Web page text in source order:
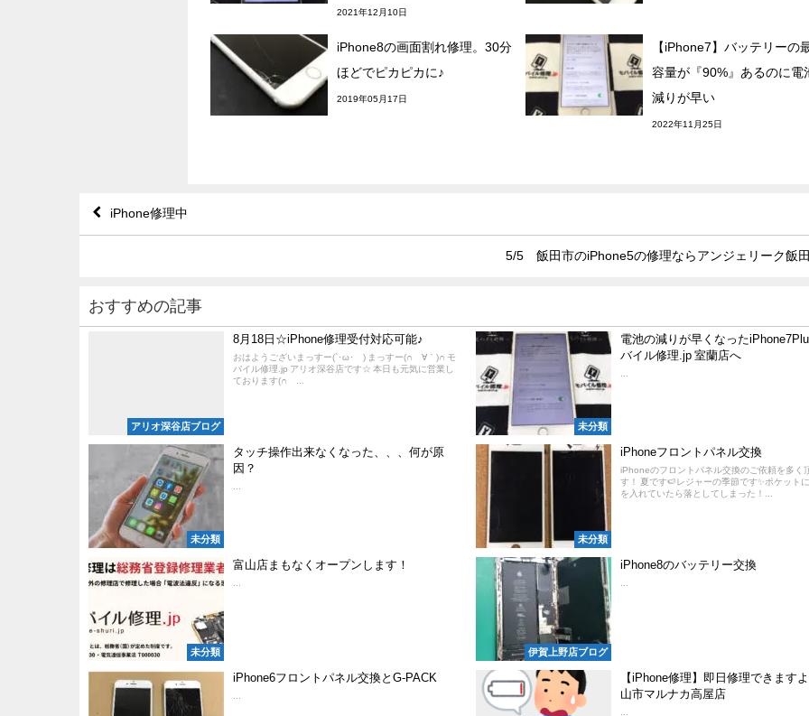
2021年12月10日
iPhone8の画面割れ修理。30分
ほどでピカピカに♪
2019年05月17日
【iPhone7】バッテリーの
容量が『90%』あるのに電
減りが早い
2022年11月25日
iPhone修理中
5/5 飯田市のiPhone5の修理ならアンジェリーク飯
おすすめの記事
アリオ深谷店ブログ
8月18日☆iPhone修理受付対応可能♪
おはようございまっすー(`･ω･´) まっすー(∩´∀｀)∩ モ
バイル修理.jp アリオ深谷店です☆ 本日も元気に営業し
ております(∩´...
未分類
電池の減りが早くなった
バイル修理.jp 室蘭店へ
未分類
タッチ操作出来なくなった、、、何が原
因？
未分類
iPhoneフロントパネル交換
iPhoneのフロントパネル交換のご依頼を多く
す！ 夏です🍉レジャーの季節です✨ポケット
を入れていたら落としてしまった！...
未分類
富山店まもなくオープンします！
伊賀上野店ブログ
iPhone8のバッテリー交換
iPhone6フロントパネル交換とG-PACK
【iPhone修理】即日修理できます
山市マルナカ高屋店